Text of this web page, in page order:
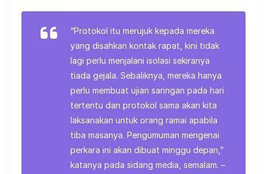
“Protokol itu merujuk kepada mereka
yang disahkan kontak rapat, kini tidak
lagi perlu menjalani isolasi sekiranya
tiada gejala. Sebaliknya, mereka hanya
perlu membuat ujian saringan pada hari
tertentu dan protokol sama akan kita
laksanakan untuk orang ramai apabila
tiba masanya. Pengumuman mengenai
perkara ini akan dibuat minggu depan,”
katanya pada sidang media, semalam. –